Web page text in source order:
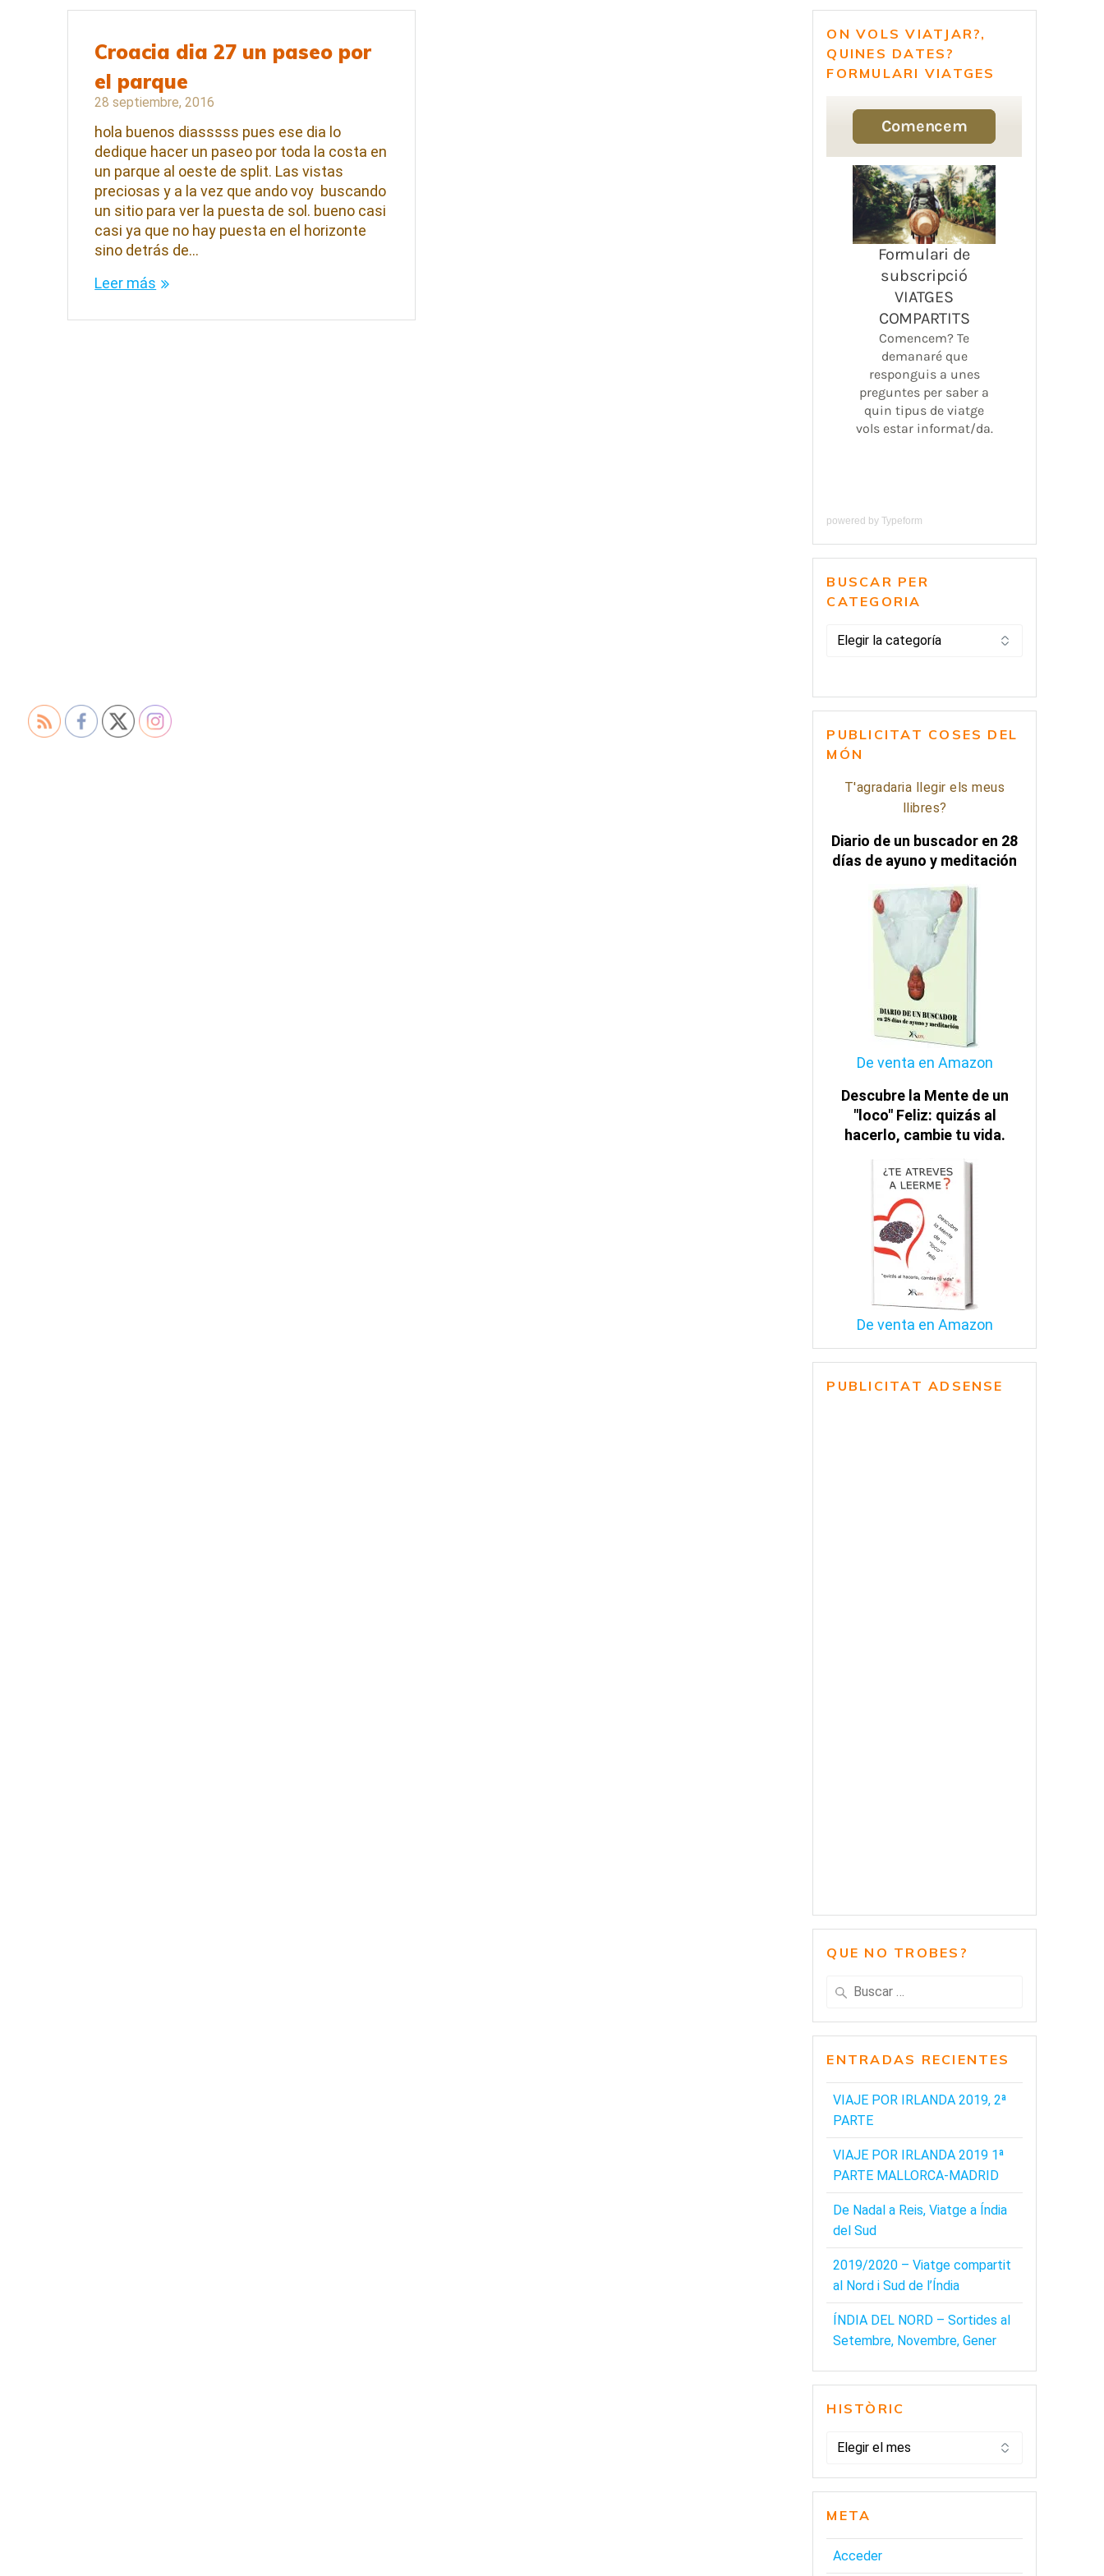
Croacia dia 27 un paseo por
el parque
28 septiembre, 2016
hola buenos diasssss pues ese dia lo
dedique hacer un paseo por toda la costa en
un parque al oeste de split. Las vistas
preciosas y a la vez que ando voy buscando
un sitio para ver la puesta de sol. bueno casi
casi ya que no hay puesta en el horizonte
sino detrás de…
Leer más
ON VOLS VIATJAR?,
QUINES DATES?
FORMULARI VIATGES
powered byTypeform
BUSCAR PER
CATEGORIA
BUSCAR
PUBLICITAT COSES DEL
MÓN
T'agradaria llegir els meus
llibres?
Diario de un buscador en 28
días de ayuno y meditación
De venta en Amazon
Descubre la Mente de un
"loco" Feliz: quizás al
hacerlo, cambie tu vida.
De venta en Amazon
PUBLICITAT ADSENSE
QUE NO TROBES?
Buscar:
ENTRADAS RECIENTES
VIAJE POR IRLANDA 2019, 2ª
PARTE
VIAJE POR IRLANDA 2019 1ª
PARTE MALLORCA-MADRID
De Nadal a Reis, Viatge a Índia
del Sud
2019/2020 – Viatge compartit
al Nord i Sud de l’Índia
ÍNDIA DEL NORD – Sortides al
Setembre, Novembre, Gener
HISTÒRIC
HISTÒRIC
META
Acceder